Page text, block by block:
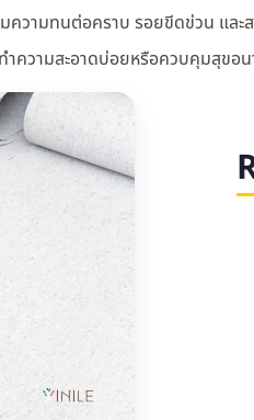
ความทนต่อคราบ รอยขีดข่วน และ
ำความสะอาดบ่อยหรือควบคุมสุขอ